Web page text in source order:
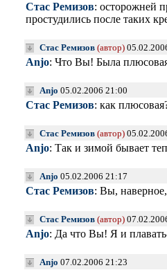
Стас Ремизов: осторожней
простудились после таких
Стас Ремизов (автор)
Anjo: Что Вы! Была
Anjo 05.02.2006 21:00
Стас Ремизов: как
Стас Ремизов (автор)
Anjo: Так и зимой бывает
Anjo 05.02.2006 21:17
Стас Ремизов: Вы,
Стас Ремизов (автор)
Anjo: Да что Вы! Я и
Anjo 07.02.2006 21:23